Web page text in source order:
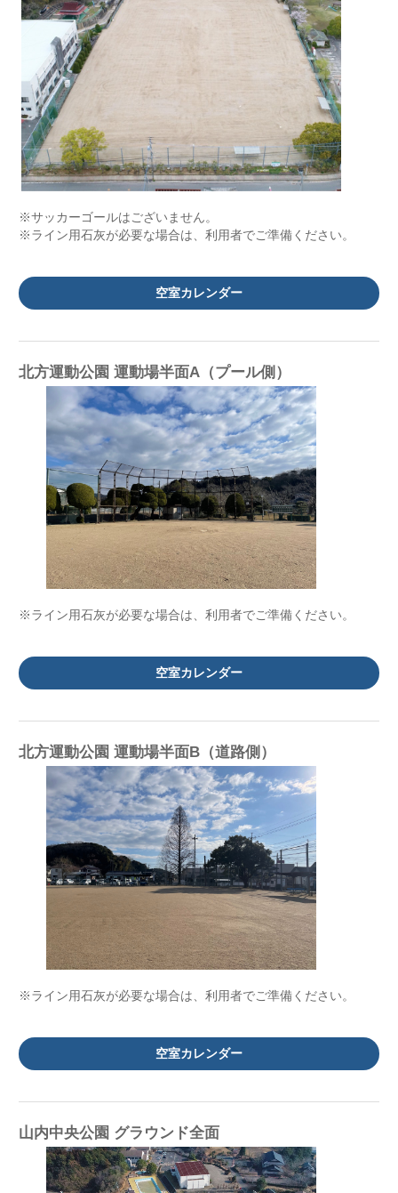
※サッカーゴールはございません。
※ライン用石灰が必要な場合は、利用者でご準備ください。
空室カレンダー
北方運動公園 運動場半面A（プール側）
※ライン用石灰が必要な場合は、利用者でご準備ください。
空室カレンダー
北方運動公園 運動場半面B（道路側）
※ライン用石灰が必要な場合は、利用者でご準備ください。
空室カレンダー
山内中央公園 グラウンド全面